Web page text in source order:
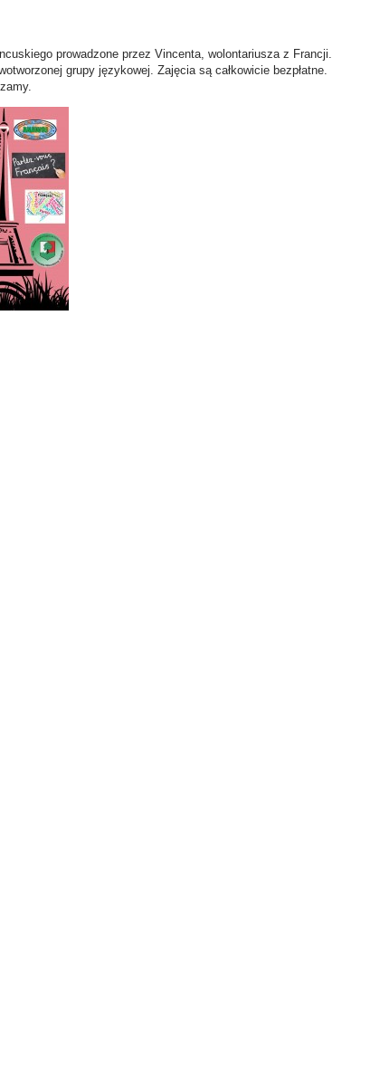
prowadzone przez Vincenta, wolontariusza z Francji.
grupy językowej. Zajęcia są całkowicie bezpłatne.